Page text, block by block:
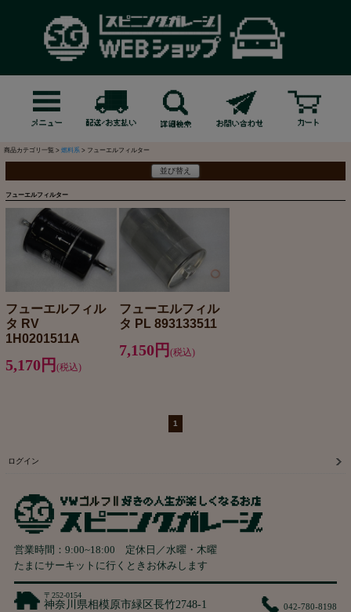
商品カテゴリ一覧 > 燃料系 > フューエルフィルター
並び替え
フューエルフィルター
フューエルフィル
タ RV
1H0201511A
5,170円 (税込)
フューエルフィル
タ PL 893133511
7,150円 (税込)
1
ログイン
営業時間： 9:00~18:00 定休日／水曜・木曜
たまにサーキットに行くときお休みします
〒252-0154
神奈川県相模原市緑区長竹2748-1 042-780-8198